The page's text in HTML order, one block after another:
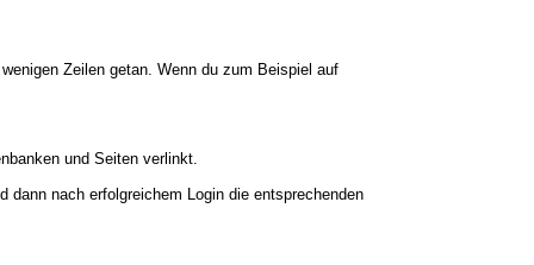
Zeilen getan. Wenn du zum Beispiel auf
und Seiten verlinkt.
nach erfolgreichem Login die entsprechenden